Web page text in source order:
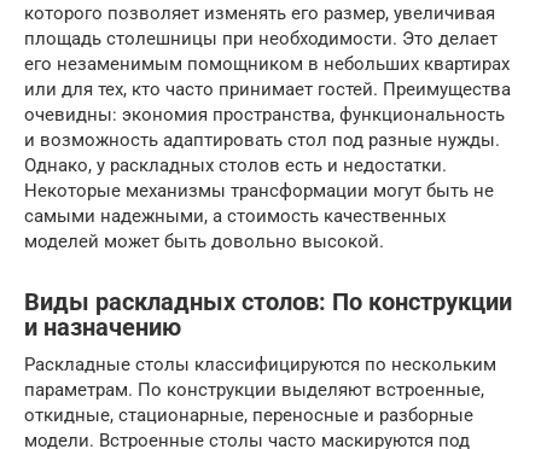
которого позволяет изменять его размер, увеличивая
площадь столешницы при необходимости. Это делает
его незаменимым помощником в небольших квартирах
или для тех, кто часто принимает гостей. Преимущества
очевидны: экономия пространства, функциональность
и возможность адаптировать стол под разные нужды.
Однако, у раскладных столов есть и недостатки.
Некоторые механизмы трансформации могут быть не
самыми надежными, а стоимость качественных
моделей может быть довольно высокой.
Виды раскладных столов: По конструкции
и назначению
Раскладные столы классифицируются по нескольким
параметрам. По конструкции выделяют встроенные,
откидные, стационарные, переносные и разборные
модели. Встроенные столы часто маскируются под